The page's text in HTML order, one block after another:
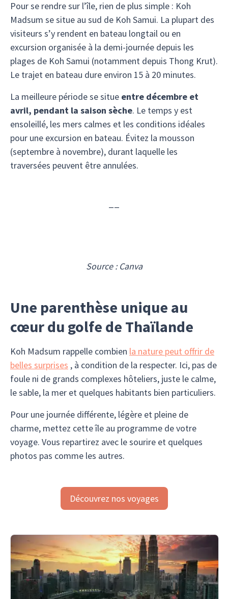
Pour se rendre sur l’île, rien de plus simple : Koh
Madsum se situe au sud de Koh Samui. La plupart des
visiteurs s’y rendent en bateau longtail ou en
excursion organisée à la demi-journée depuis les
plages de Koh Samui (notamment depuis Thong Krut).
Le trajet en bateau dure environ 15 à 20 minutes.
La meilleure période se situe entre décembre et
avril, pendant la saison sèche. Le temps y est
ensoleillé, les mers calmes et les conditions idéales
pour une excursion en bateau. Évitez la mousson
(septembre à novembre), durant laquelle les
traversées peuvent être annulées.
Source : Canva
Une parenthèse unique au
cœur du golfe de Thaïlande
Koh Madsum rappelle combien la nature peut offrir de
belles surprises , à condition de la respecter. Ici, pas de
foule ni de grands complexes hôteliers, juste le calme,
le sable, la mer et quelques habitants bien particuliers.
Pour une journée différente, légère et pleine de
charme, mettez cette île au programme de votre
voyage. Vous repartirez avec le sourire et quelques
photos pas comme les autres.
Découvrez nos voyages